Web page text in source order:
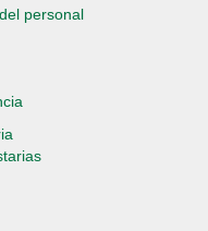
personal